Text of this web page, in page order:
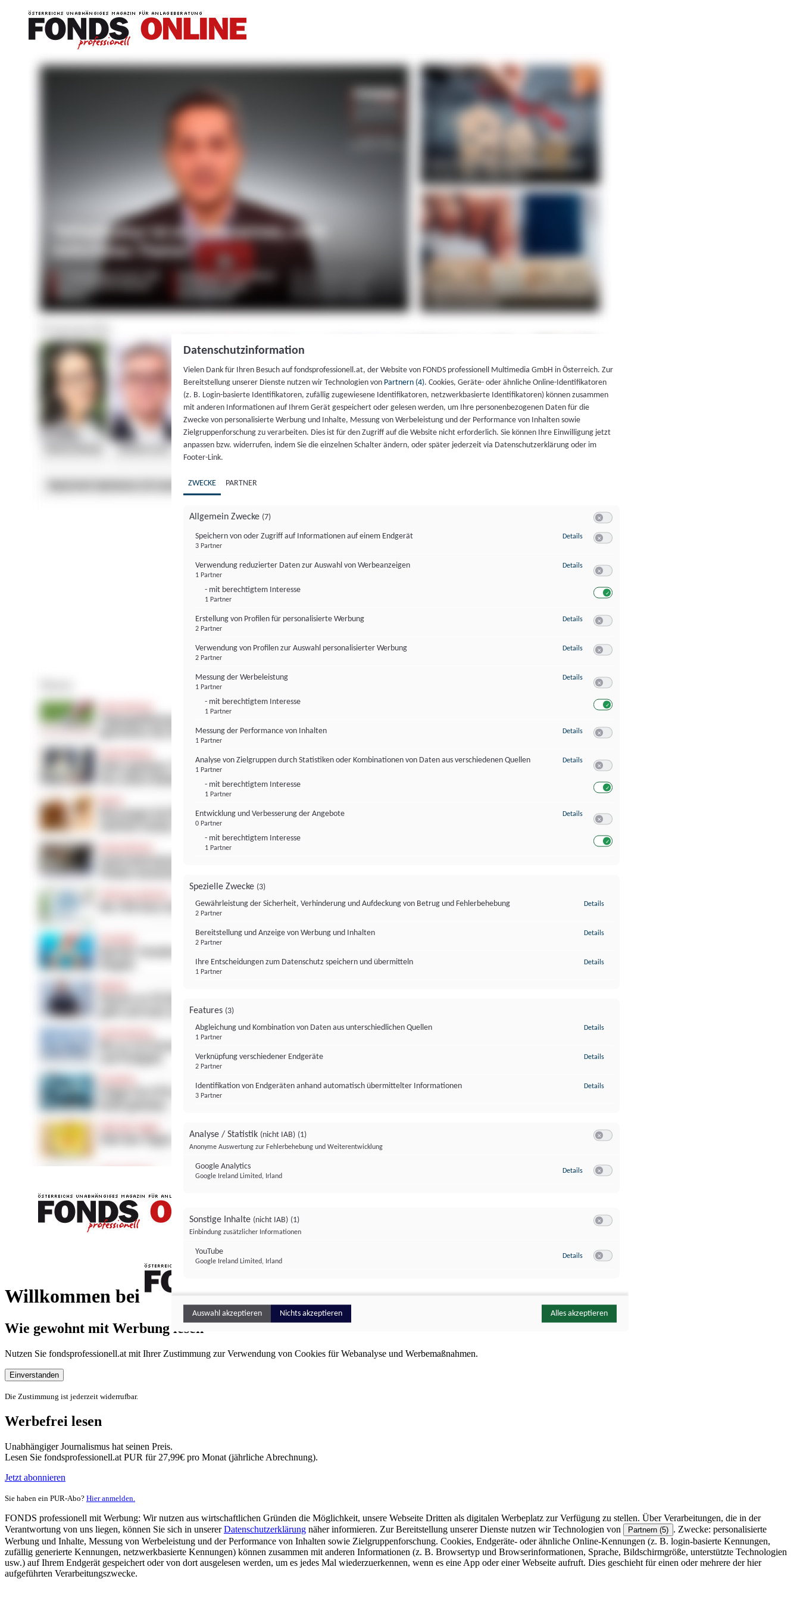
Willkommen bei
FONDS professionell
Wie gewohnt mit Werbung lesen
Nutzen Sie fondsprofessionell.at mit Ihrer Zustimmung zur Verwendung von Cookies für Webanalyse und Werbemaßnahmen.
Einverstanden
Die Zustimmung ist jederzeit widerrufbar.
Werbefrei lesen
Unabhängiger Journalismus hat seinen Preis.
Lesen Sie fondsprofessionell.at PUR für 27,99€ pro Monat (jährliche Abrechnung).
Jetzt abonnieren
Sie haben ein PUR-Abo? Hier anmelden.
FONDS professionell mit Werbung: Wir nutzen aus wirtschaftlichen Gründen die Möglichkeit, unsere Webseite Dritten als digitalen Werbeplatz zur Verfügung zu stellen. Über Verarbeitungen, die in der
Verantwortung von uns liegen, können Sie sich in unsererDatenschutzerklärung näher informieren. Zur Bereitstellung unserer Dienste nutzen wir Technologien von Partnern (5) . Zwecke: personalisierte
Werbung und Inhalte, Messung von Werbeleistung und der Performance von Inhalten sowie Zielgruppenforschung. Cookies, Endgeräte- oder ähnliche Online-Kennungen (z. B. login-basierte Kennungen,
zufällig generierte Kennungen, netzwerkbasierte Kennungen) können zusammen mit anderen Informationen (z. B. Browsertyp und Browserinformationen, Sprache, Bildschirmgröße, unterstützte Technologien
usw.) auf Ihrem Endgerät gespeichert oder von dort ausgelesen werden, um es jedes Mal wiederzuerkennen, wenn es eine App oder einer Webseite aufruft. Dies geschieht für einen oder mehrere der hier
aufgeführten Verarbeitungszwecke.
Datenschutzinformation
Vielen Dank für Ihren Besuch auf fondsprofessionell.at, der Website von FONDS professionell Multimedia GmbH in Österreich. Zur
Bereitstellung unserer Dienste nutzen wir Technologien von Partnern (4). Cookies, Geräte- oder ähnliche Online-Identifikatoren
(z. B. Login-basierte Identifikatoren, zufällig zugewiesene Identifikatoren, netzwerkbasierte Identifikatoren) können zusammen
mit anderen Informationen auf Ihrem Gerät gespeichert oder gelesen werden, um Ihre personenbezogenen Daten für die
Zwecke von personalisierte Werbung und Inhalte, Messung von Werbeleistung und der Performance von Inhalten sowie
Zielgruppenforschung zu verarbeiten. Dies ist für den Zugriff auf die Website nicht erforderlich. Sie können Ihre Einwilligung jetzt
anpassen bzw. widerrufen, indem Sie die einzelnen Schalter ändern, oder später jederzeit via Datenschutzerklärung oder im
Footer-Link.
ZWECKE PARTNER
Allgemein Zwecke (7)
Speichern von oder Zugriff auf Informationen auf einem Endgerät
3 Partner
Details zu Speichern von oder Zugriff auf Informationen auf einem Endgerät
Verwendung reduzierter Daten zur Auswahl von Werbeanzeigen
1 Partner
- mit berechtigtem Interesse
1 Partner
Details zu Verwendung reduzierter Daten zur Auswahl von Werbeanzeigen
Erstellung von Profilen für personalisierte Werbung
2 Partner
Details zu Erstellung von Profilen für personalisierte Werbung
Verwendung von Profilen zur Auswahl personalisierter Werbung
2 Partner
Details zu Verwendung von Profilen zur Auswahl personalisierter Werbung
Messung der Werbeleistung
1 Partner
- mit berechtigtem Interesse
1 Partner
Details zu Messung der Werbeleistung
Messung der Performance von Inhalten
1 Partner
Details zu Messung der Performance von Inhalten
Analyse von Zielgruppen durch Statistiken oder Kombinationen von Daten aus verschiedenen Quellen
1 Partner
- mit berechtigtem Interesse
1 Partner
Details zu Analyse von Zielgruppen durch Statistiken oder Kombinationen von
Entwicklung und Verbesserung der Angebote
0 Partner
- mit berechtigtem Interesse
1 Partner
Details zu Entwicklung und Verbesserung der Angebote
Spezielle Zwecke (3)
Gewährleistung der Sicherheit, Verhinderung und Aufdeckung von Betrug und Fehlerbehebung
2 Partner
Details
Bereitstellung und Anzeige von Werbung und Inhalten
2 Partner
Details
Ihre Entscheidungen zum Datenschutz speichern und übermitteln
1 Partner
Details
Features (3)
Abgleichung und Kombination von Daten aus unterschiedlichen Quellen
1 Partner
Details
Verknüpfung verschiedener Endgeräte
2 Partner
Details
Identifikation von Endgeräten anhand automatisch übermittelter Informationen
3 Partner
Details
Analyse / Statistik (nicht IAB) (1)
Anonyme Auswertung zur Fehlerbehebung und Weiterentwicklung
Google Analytics
Google Ireland Limited, Irland
Details zu Google Analytics
Sonstige Inhalte (nicht IAB) (1)
Einbindung zusätzlicher Informationen
YouTube
Google Ireland Limited, Irland
Details zu YouTube
Auswahl akzeptieren Nichts akzeptieren Alles akzeptieren